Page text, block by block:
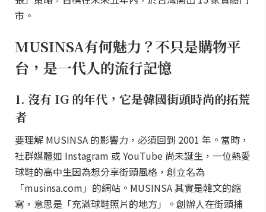
市。
MUSINSA有何魅力？不只是購物平
台，是一代人的流行記憶
1. 沒有 IG 的年代，它是韓國街頭時尚的拓荒
者
要理解 MUSINSA 的影響力，必須回到 2001 年。當時，
社群媒體如 Instagram 或 YouTube 尚未誕生，一位熱愛
球鞋的高中生因為想分享街頭風格，創立名為
「musinsa.com」的網站。MUSINSA 其實是韓文的縮
寫，意思是「充滿球鞋照片的地方」。創辦人在街頭捕